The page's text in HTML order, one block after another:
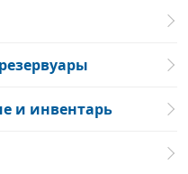
и инвентарь